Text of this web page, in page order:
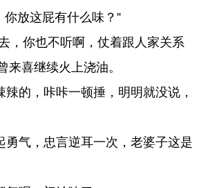
放这屁有什么味？”
，你也不听啊，仗着跟人家关系
来喜继续火上浇油。
的，咔咔一顿捶，明明就没说，
气，忠言逆耳一次，老婆子这是